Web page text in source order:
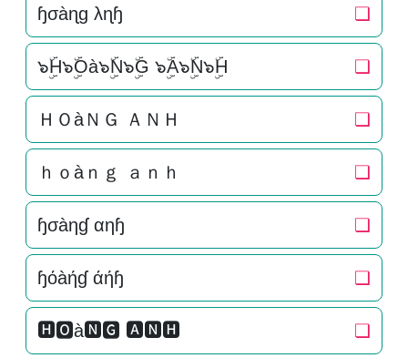
ɧσàɳɡ λɳɧ ❏
๖ۣۜH๖ۣۜOà๖ۣۜN๖ۣۜG ๖ۣۜA๖ۣۜN๖ۣۜH ❏
ＨＯàＮＧ ＡＮＨ ❏
ｈｏàｎｇ ａｎｈ ❏
ɧσàηɠ αηɧ ❏
ɧόàήɠ άήɧ ❏
🅷🅾à🅽🅶 🅰🅽🅷 ❏